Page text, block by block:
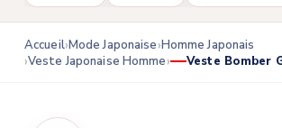
Accueil Mode Japonaise Homme Japonais
Veste Japonaise Homme
Veste Bomber